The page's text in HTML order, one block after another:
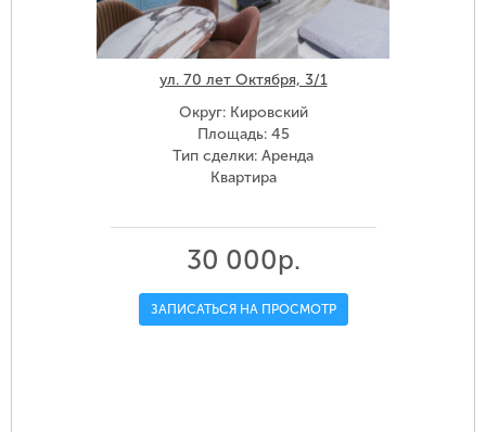
ул. 70 лет Октября, 3/1
Округ: Кировский
Площадь: 45
Тип сделки: Аренда
Квартира
30 000р.
ЗАПИСАТЬСЯ НА ПРОСМОТР